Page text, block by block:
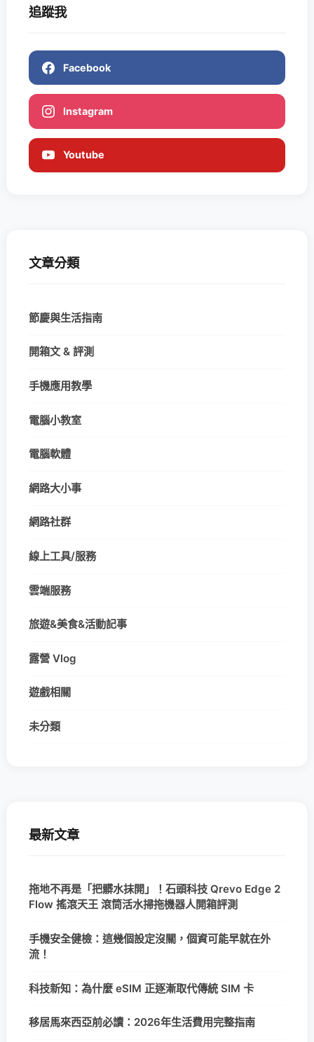
追蹤我
Facebook
Instagram
Youtube
文章分類
節慶與生活指南
開箱文 & 評測
手機應用教學
電腦小教室
電腦軟體
網路大小事
網路社群
線上工具/服務
雲端服務
旅遊&美食&活動記事
露營 Vlog
遊戲相關
未分類
最新文章
拖地不再是「把髒水抹開」！石頭科技 Qrevo Edge 2
Flow 搖滾天王 滾筒活水掃拖機器人開箱評測
手機安全健檢：這幾個設定沒關，個資可能早就在外
流！
科技新知：為什麼 eSIM 正逐漸取代傳統 SIM 卡
移居馬來西亞前必讀：2026年生活費用完整指南